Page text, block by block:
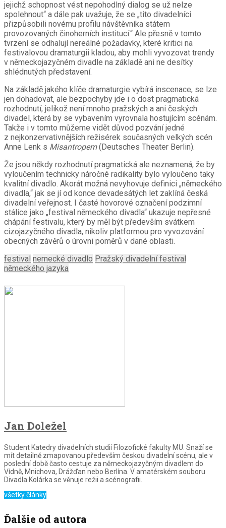
jejichž schopnost vést nepohodlný dialog se už nelze
spolehnout“ a dále pak uvažuje, že se „tito divadelníci
přizpůsobili novému profilu návštěvníka státem
provozovaných činoherních institucí.“ Ale přesně v tomto
tvrzení se odhalují nereálné požadavky, které kritici na
festivalovou dramaturgii kladou, aby mohli vyvozovat trendy
v německojazyčném divadle na základě ani ne desítky
shlédnutých představení.
Na základě jakého klíče dramaturgie vybírá inscenace, se lze
jen dohadovat, ale bezpochyby jde i o dost pragmatická
rozhodnutí, jelikož není mnoho pražských a ani českých
divadel, která by se vybavením vyrovnala hostujícím scénám.
Takže i v tomto můžeme vidět důvod pozvání jedné
z nejkonzervativnějších režisérek současných velkých scén
Anne Lenk s Misantropem(Deutsches Theater Berlin).
Že jsou někdy rozhodnutí pragmatická ale neznamená, že by
vyloučením technicky náročné radikality bylo vyloučeno taky
kvalitní divadlo. Akorát možná nevyhovuje definici „německého
divadla,“ jak se jí od konce devadesátých let zaklíná česká
divadelní veřejnost. I časté hovorové označení podzimní
stálice jako „festival německého divadla“ ukazuje nepřesné
chápání festivalu, který by měl být především svátkem
cizojazyčného divadla, nikoliv platformou pro vyvozování
obecných závěrů o úrovni poměrů v dané oblasti.
festival nemecké divadlo Pražský divadelní festival
německého jazyka
Jan Doležel
Student Katedry divadelních studií Filozofické fakulty MU. Snaží se
mít detailně zmapovanou především českou divadelní scénu, ale v
poslední době často cestuje za německojazyčným divadlem do
Vídně, Mnichova, Drážďan nebo Berlína. V amatérském souboru
Divadla Kolárka se věnuje režii a scénografii.
všetky články
Ďalšie od autora